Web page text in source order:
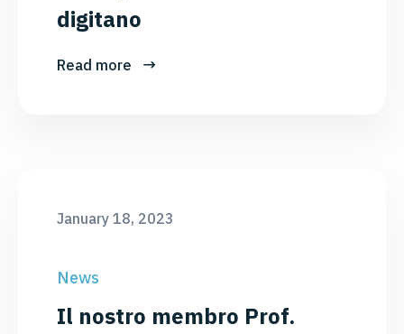
digitano
Read more
January 18, 2023
News
Il nostro membro Prof.